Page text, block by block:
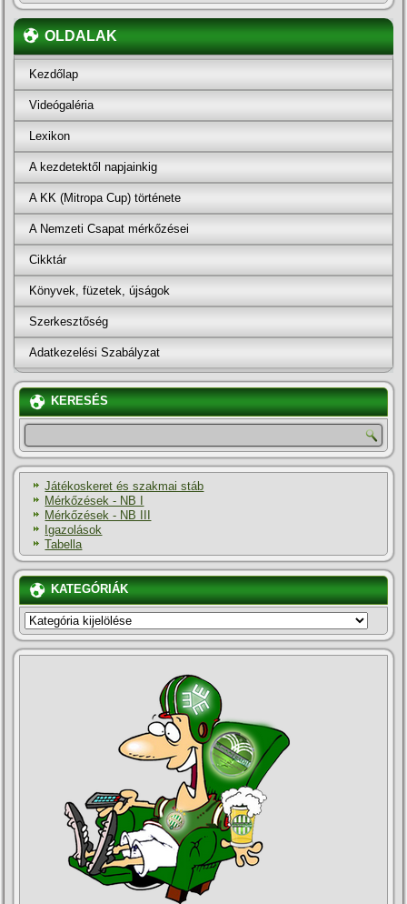
OLDALAK
Kezdőlap
Videógaléria
Lexikon
A kezdetektől napjainkig
A KK (Mitropa Cup) története
A Nemzeti Csapat mérkőzései
Cikktár
Könyvek, füzetek, újságok
Szerkesztőség
Adatkezelési Szabályzat
KERESÉS
Játékoskeret és szakmai stáb
Mérkőzések - NB I
Mérkőzések - NB III
Igazolások
Tabella
KATEGÓRIÁK
KATEGÓRIÁK